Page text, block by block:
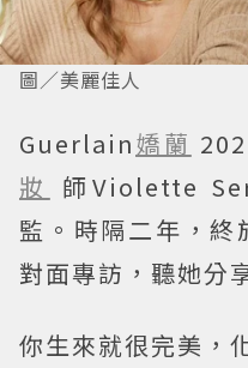
圖／美麗佳人
Guerlain嬌蘭
妝
師Violette
監。時隔二年，終
對面專訪，聽她分
你生來就很完美，